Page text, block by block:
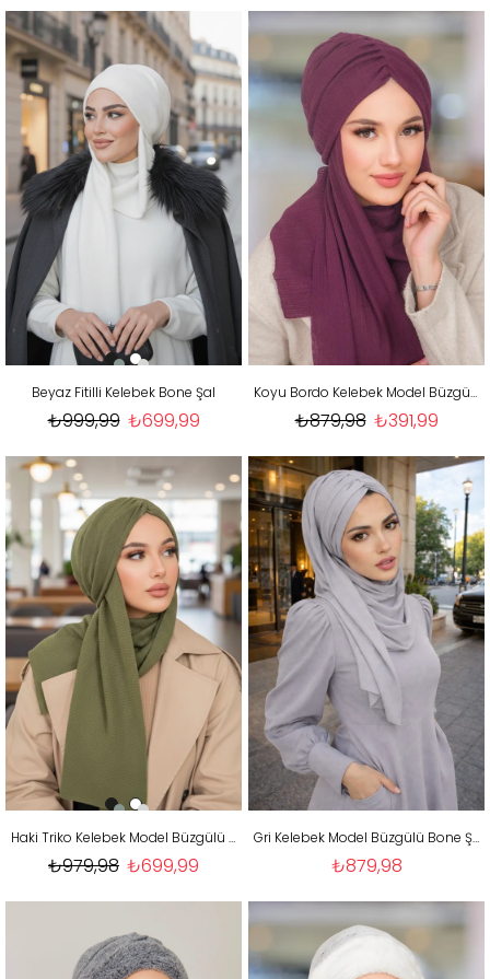
Beyaz Fitilli Kelebek Bone Şal
₺699,99
₺999,99
Koyu Bordo Kelebek Model Büzgülü Bone Şal
₺391,99
₺879,98
Haki Triko Kelebek Model Büzgülü Bone Şal
₺699,99
₺979,98
Gri Kelebek Model Büzgülü Bone Şal
₺879,98